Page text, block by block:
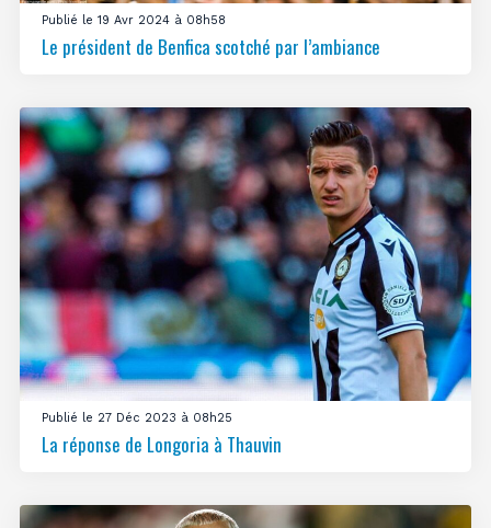
Publié le 19 Avr 2024 à 08h58
Le président de Benfica scotché par l’ambiance
Publié le 27 Déc 2023 à 08h25
La réponse de Longoria à Thauvin